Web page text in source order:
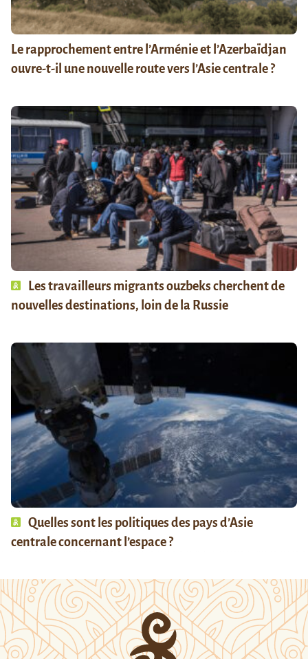
Le rapprochement entre l’Arménie et l’Azerbaïdjan
ouvre-t-il une nouvelle route vers l’Asie centrale ?
Les travailleurs migrants ouzbeks cherchent de
nouvelles destinations, loin de la Russie
Quelles sont les politiques des pays d’Asie
centrale concernant l’espace ?